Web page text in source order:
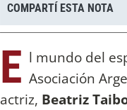
COMPARTÍ ESTA NOTA
E l mundo del
Asociación
actriz, Beatriz